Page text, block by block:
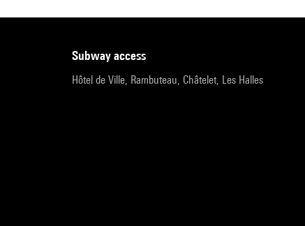
subway access
Hôtel de Ville, Rambuteau, Châtelet, Les Halles